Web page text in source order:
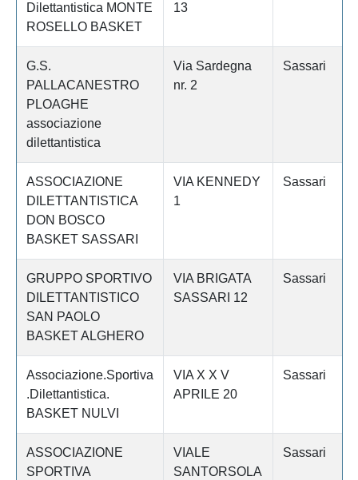
Dilettantistica MONTE
ROSELLO BASKET
13
G.S.
PALLACANESTRO
PLOAGHE
associazione
dilettantistica
Via Sardegna
nr. 2
Sassari
ASSOCIAZIONE
DILETTANTISTICA
DON BOSCO
BASKET SASSARI
VIA KENNEDY
1
Sassari
GRUPPO SPORTIVO
DILETTANTISTICO
SAN PAOLO
BASKET ALGHERO
VIA BRIGATA
SASSARI 12
Sassari
Associazione.Sportiva
.Dilettantistica.
BASKET NULVI
VIA X X V
APRILE 20
Sassari
ASSOCIAZIONE
SPORTIVA
VIALE
SANTORSOLA
Sassari